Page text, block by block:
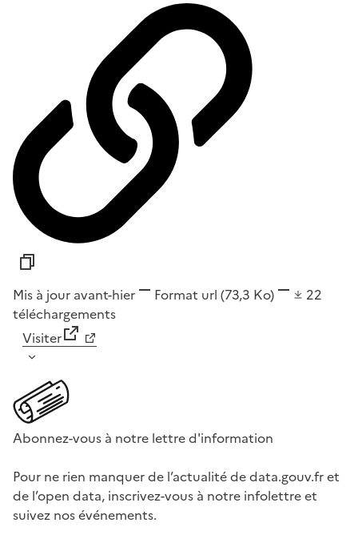
Mis à jour avant-hier Format url (73,3 Ko)
22
téléchargements
Visiter
Abonnez-vous à notre lettre d'information
Pour ne rien manquer de l’actualité de data.gouv.fr et
de l’open data, inscrivez-vous à notre infolettre et
suivez nos événements.